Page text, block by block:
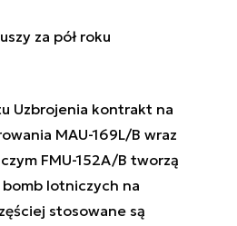
za pół roku
Uzbrojenia kontrakt na
MAU-169L/B wraz
FMU-152A/B tworzą
lotniczych na
stosowane są